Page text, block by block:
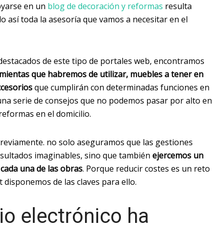
en un blog de decoración y reformas resulta
así toda la asesoría que vamos a necesitar en el
de este tipo de portales web, encontramos
que habremos de utilizar, muebles a tener en
que cumplirán con determinadas funciones en
serie de consejos que no podemos pasar por alto en
en el domicilio.
no solo aseguramos que las gestiones
imaginables, sino que también ejercemos un
una de las obras. Porque reducir costes es un reto
de las claves para ello.
electrónico ha